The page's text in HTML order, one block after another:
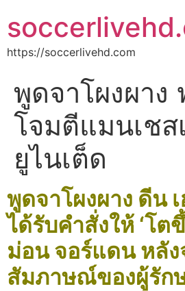
https://soccerlivehd.com
พูดจาโผงผาง
โจมตีแมนเชส
ยูไนเต็ด
พูดจาโผงผาง ดีน
ได้รับคำสั่งให้ ‘โต
ม่อน จอร์แดน หลัง
สัมภาษณ์ของผู้รัก